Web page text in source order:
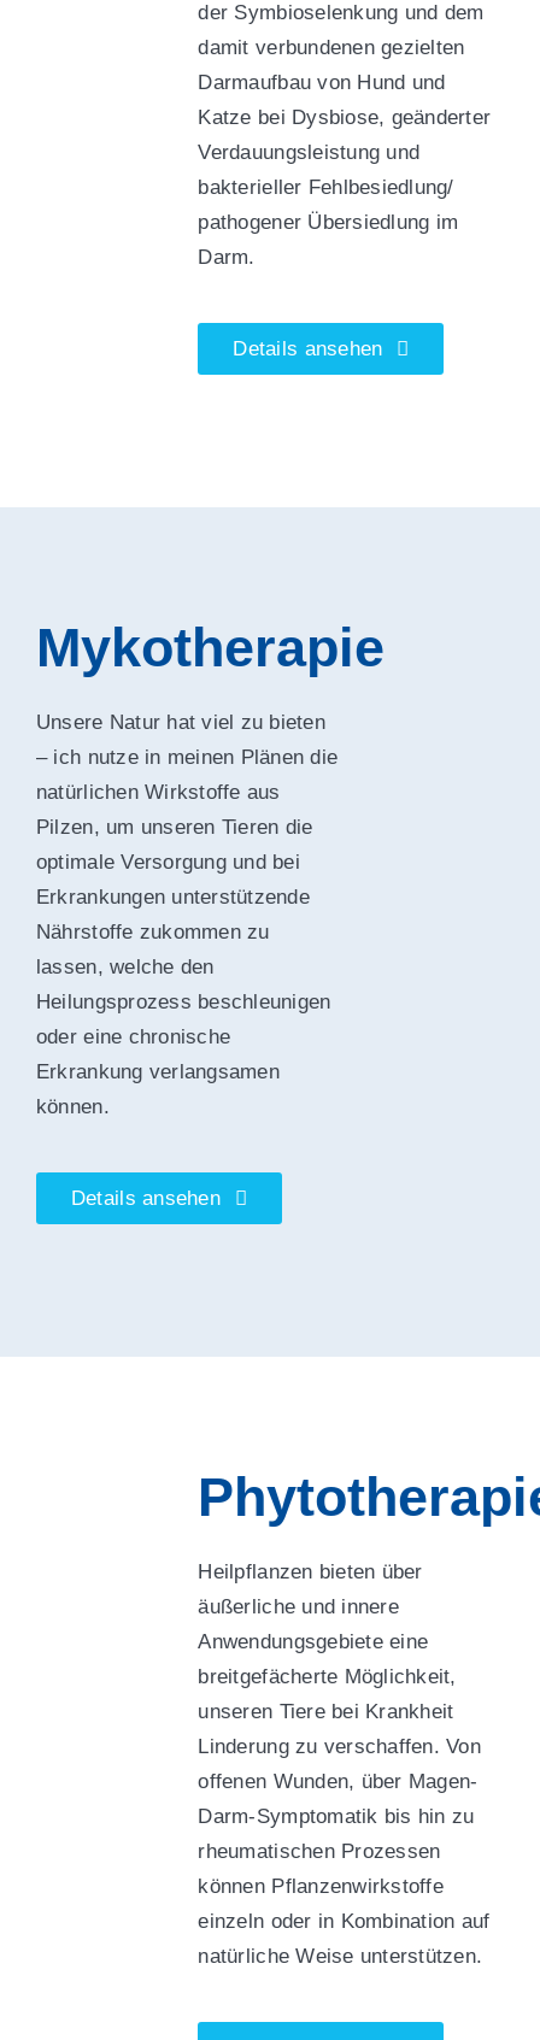
der Symbioselenkung und dem
damit verbundenen gezielten
Darmaufbau von Hund und
Katze bei Dysbiose, geänderter
Verdauungsleistung und
bakterieller Fehlbesiedlung/
pathogener Übersiedlung im
Darm.
Details ansehen
Mykotherapie
Unsere Natur hat viel zu bieten
– ich nutze in meinen Plänen die
natürlichen Wirkstoffe aus
Pilzen, um unseren Tieren die
optimale Versorgung und bei
Erkrankungen unterstützende
Nährstoffe zukommen zu
lassen, welche den
Heilungsprozess beschleunigen
oder eine chronische
Erkrankung verlangsamen
können.
Details ansehen
Heilpflanzen bieten über
äußerliche und innere
Anwendungsgebiete eine
breitgefächerte Möglichkeit,
unseren Tiere bei Krankheit
Linderung zu verschaffen. Von
offenen Wunden, über Magen-
Darm-Symptomatik bis hin zu
rheumatischen Prozessen
können Pflanzenwirkstoffe
einzeln oder in Kombination auf
natürliche Weise unterstützen.